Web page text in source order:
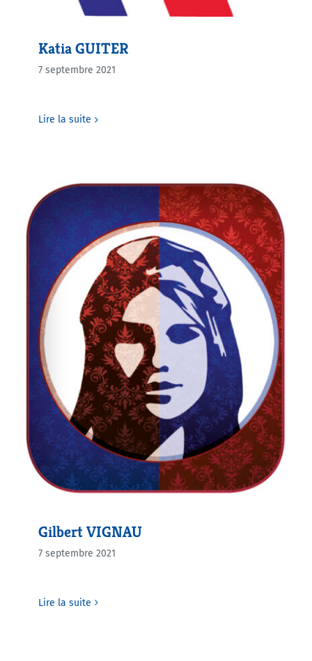
Katia GUITER
7 septembre 2021
Lire la suite
Gilbert VIGNAU
7 septembre 2021
Lire la suite